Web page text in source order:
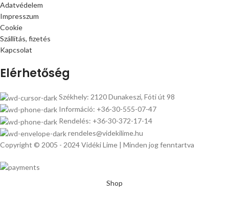
Adatvédelem
Impresszum
Cookie
Szállítás, fizetés
Kapcsolat
Elérhetőség
Székhely: 2120 Dunakeszi, Fóti út 98
Információ: +36-30-555-07-47
Rendelés: +36-30-372-17-14
rendeles@videkilime.hu
Copyright © 2005 - 2024 Vidéki Lime | Minden jog fenntartva
Shop